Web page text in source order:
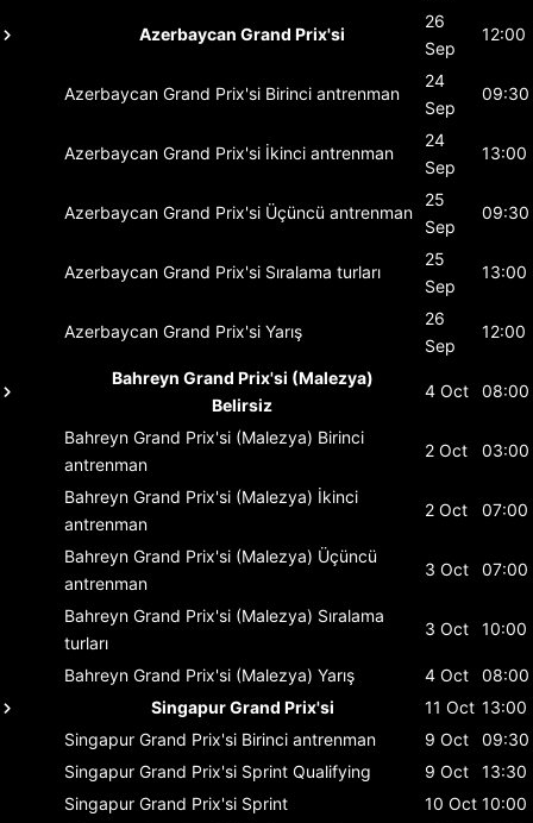
Azerbaycan Grand Prix'si
26
Sep
12:00
Azerbaycan Grand Prix'si Birinci antrenman
24
Sep
09:30
Azerbaycan Grand Prix'si İkinci antrenman
24
Sep
13:00
Azerbaycan Grand Prix'si Üçüncü antrenman
25
Sep
09:30
Azerbaycan Grand Prix'si Sıralama turları
25
Sep
13:00
Azerbaycan Grand Prix'si Yarış
26
Sep
12:00
Bahreyn Grand Prix'si (Malezya)
Belirsiz
4 Oct 08:00
Bahreyn Grand Prix'si (Malezya) Birinci
antrenman
2 Oct 03:00
Bahreyn Grand Prix'si (Malezya) İkinci
antrenman
2 Oct 07:00
Bahreyn Grand Prix'si (Malezya) Üçüncü
antrenman
3 Oct 07:00
Bahreyn Grand Prix'si (Malezya) Sıralama
turları
3 Oct 10:00
Bahreyn Grand Prix'si (Malezya) Yarış 4 Oct
08:00
Singapur Grand Prix'si
11 Oct 13:00
Singapur Grand Prix'si Birinci antrenman 9 Oct
09:30
Singapur Grand Prix'si Sprint Qualifying 9 Oct
13:30
Singapur Grand Prix'si Sprint 10 Oct 10:00